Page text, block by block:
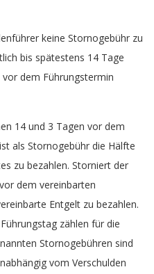
keine Stornogebühr zu
bis spätestens 14 Tage
dem Führungstermin
14 und 3 Tagen vor dem
als Stornogebühr die Hälfte
zu bezahlen. Storniert der
dem vereinbarten
Entgelt zu bezahlen.
zählen für die
Stornogebühren sind
vom Verschulden